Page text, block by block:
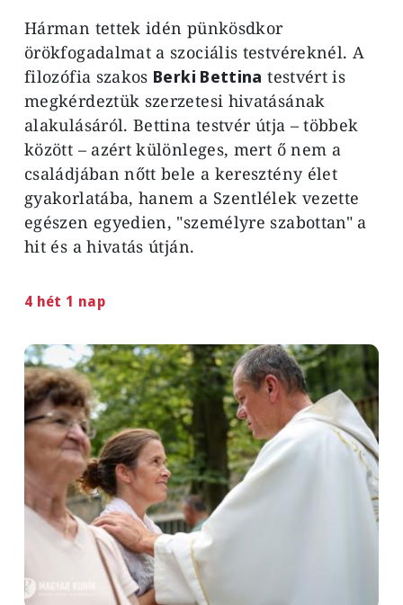
Hárman tettek idén pünkösdkor
örökfogadalmat a szociális testvéreknél. A
filozófia szakos Berki Bettina testvért is
megkérdeztük szerzetesi hivatásának
alakulásáról. Bettina testvér útja – többek
között – azért különleges, mert ő nem a
családjában nőtt bele a keresztény élet
gyakorlatába, hanem a Szentlélek vezette
egészen egyedien, "személyre szabottan" a
hit és a hivatás útján.
4 hét 1 nap
Image